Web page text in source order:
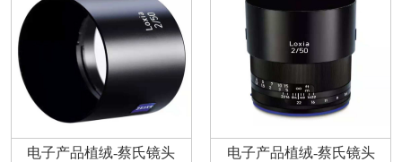
电子产品植绒-蔡氏镜头 电子产品植绒-蔡氏镜头